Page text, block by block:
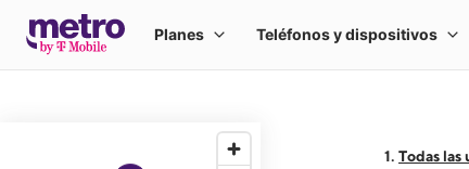
Todas las